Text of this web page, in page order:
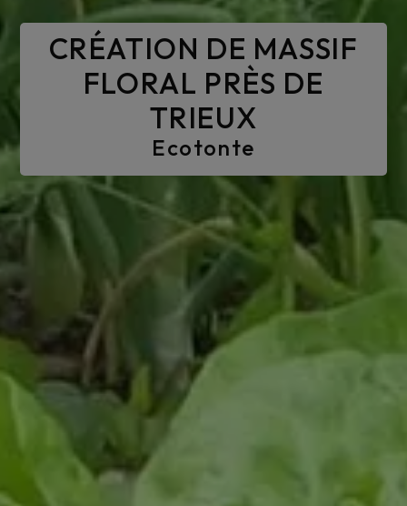
CRÉATION DE MASSIF
FLORAL PRÈS DE
TRIEUX
Ecotonte